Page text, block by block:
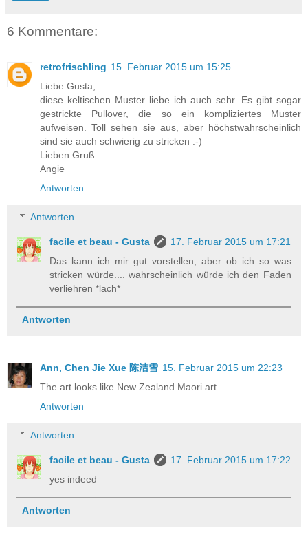
6 Kommentare:
retrofrischling 15. Februar 2015 um 15:25
Liebe Gusta,
diese keltischen Muster liebe ich auch sehr. Es gibt sogar
gestrickte Pullover, die so ein kompliziertes Muster
aufweisen. Toll sehen sie aus, aber höchstwahrscheinlich
sind sie auch schwierig zu stricken :-)
Lieben Gruß
Angie
Antworten
Antworten
facile et beau - Gusta
17. Februar 2015 um 17:21
Das kann ich mir gut vorstellen, aber ob ich so was
stricken würde.... wahrscheinlich würde ich den Faden
verliehren *lach*
Antworten
Ann, Chen Jie Xue 陈洁雪 15. Februar 2015 um 22:23
The art looks like New Zealand Maori art.
Antworten
Antworten
facile et beau - Gusta
17. Februar 2015 um 17:22
yes indeed
Antworten